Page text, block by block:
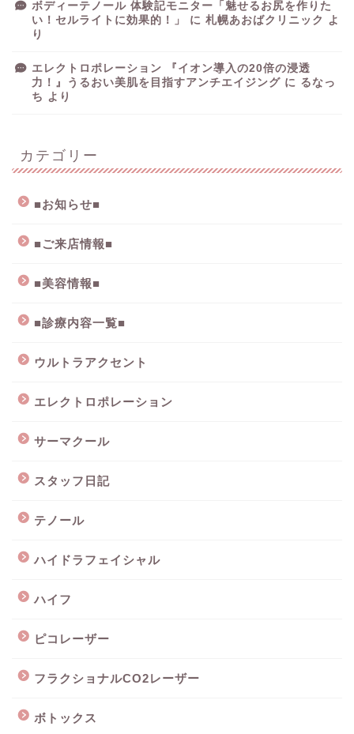
ボディーテノール 体験記モニター「魅せるお尻を作りた
い！セルライトに効果的！」
に 札幌あおばクリニック
よ
り
エレクトロポレーション 『イオン導入の20倍の浸透
力！』うるおい美肌を目指すアンチエイジング に るなっ
ち より
カテゴリー
■お知らせ■
■ご来店情報■
■美容情報■
■診療内容一覧■
ウルトラアクセント
エレクトロポレーション
サーマクール
スタッフ日記
テノール
ハイドラフェイシャル
ハイフ
ピコレーザー
フラクショナルCO2レーザー
ボトックス